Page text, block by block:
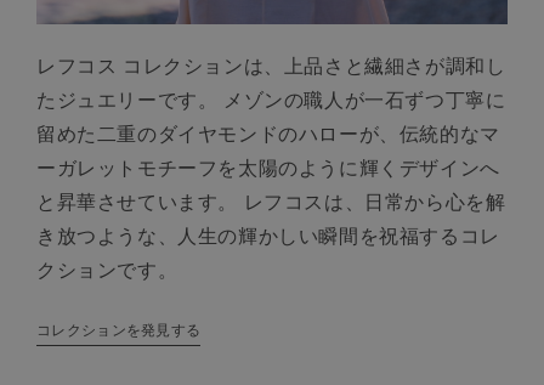
レフコス コレクションは、上品さと繊細さが調和し
たジュエリーです。 メゾンの職人が一石ずつ丁寧に
留めた二重のダイヤモンドのハローが、伝統的なマ
ーガレットモチーフを太陽のように輝くデザインへ
と昇華させています。 レフコスは、日常から心を解
き放つような、人生の輝かしい瞬間を祝福するコレ
クションです。
コレクションを発見する